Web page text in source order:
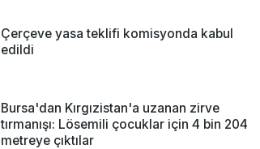
Çerçeve yasa teklifi komisyonda kabul
edildi
Bursa'dan Kırgızistan'a uzanan zirve
tırmanışı: Lösemili çocuklar için 4 bin 204
metreye çıktılar